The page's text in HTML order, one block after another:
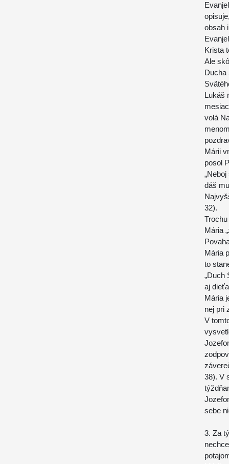
obsah
Krista
Ale
Ducha
Lukáš
volá
Márii
posol
dáš
32).
Mária
Mária
to
„Duch
aj
Mária
nej pri
V
38). V
sebe
3. Za